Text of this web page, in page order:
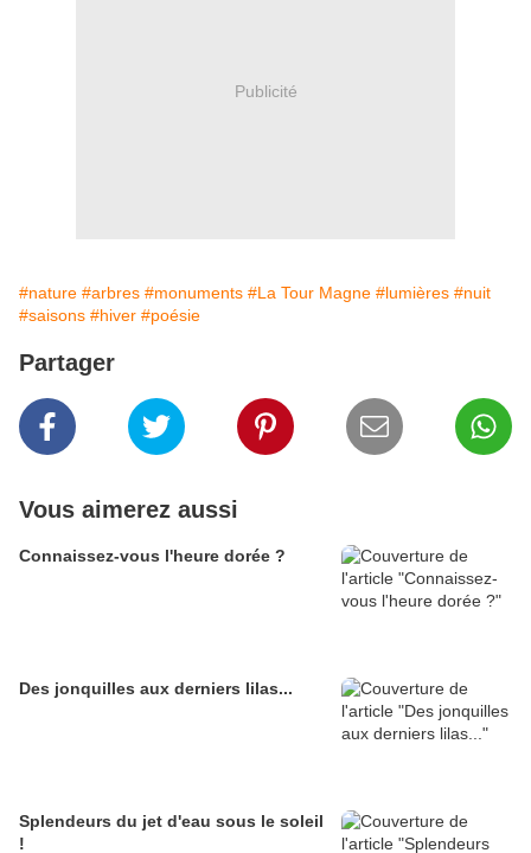
Publicité
#nature #arbres #monuments #La Tour Magne #lumières #nuit
#saisons #hiver #poésie
Partager
Vous aimerez aussi
Connaissez-vous l'heure dorée ?
Des jonquilles aux derniers lilas...
Splendeurs du jet d'eau sous le soleil
!